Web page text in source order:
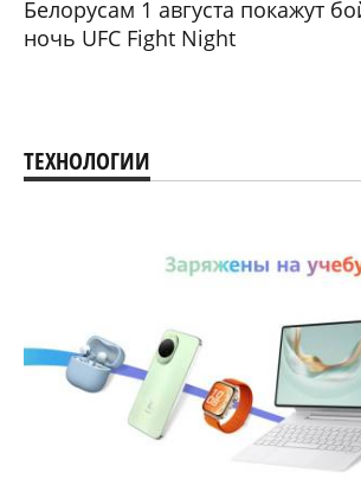
Белорусам 1 августа покажут
ночь UFC Fight Night
ТЕХНОЛОГИИ